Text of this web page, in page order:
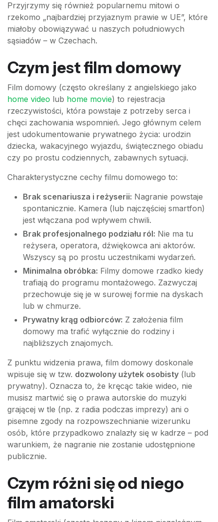
Przyjrzymy się również popularnemu mitowi o
rzekomo „najbardziej przyjaznym prawie w UE”, które
miałoby obowiązywać u naszych południowych
sąsiadów – w Czechach.
Czym jest film domowy
Film domowy (często określany z angielskiego jako
home video lub home movie) to rejestracja
rzeczywistości, która powstaje z potrzeby serca i
chęci zachowania wspomnień. Jego głównym celem
jest udokumentowanie prywatnego życia: urodzin
dziecka, wakacyjnego wyjazdu, świątecznego obiadu
czy po prostu codziennych, zabawnych sytuacji.
Charakterystyczne cechy filmu domowego to:
Brak scenariusza i reżyserii: Nagranie powstaje
spontanicznie. Kamera (lub najczęściej smartfon)
jest włączana pod wpływem chwili.
Brak profesjonalnego podziału ról: Nie ma tu
reżysera, operatora, dźwiękowca ani aktorów.
Wszyscy są po prostu uczestnikami wydarzeń.
Minimalna obróbka: Filmy domowe rzadko kiedy
trafiają do programu montażowego. Zazwyczaj
przechowuje się je w surowej formie na dyskach
lub w chmurze.
Prywatny krąg odbiorców: Z założenia film
domowy ma trafić wyłącznie do rodziny i
najbliższych znajomych.
Z punktu widzenia prawa, film domowy doskonale
wpisuje się w tzw. dozwolony użytek osobisty (lub
prywatny). Oznacza to, że kręcąc takie wideo, nie
musisz martwić się o prawa autorskie do muzyki
grającej w tle (np. z radia podczas imprezy) ani o
pisemne zgody na rozpowszechnianie wizerunku
osób, które przypadkowo znalazły się w kadrze – pod
warunkiem, że nagranie nie zostanie udostępnione
publicznie.
Czym różni się od niego
film amatorski